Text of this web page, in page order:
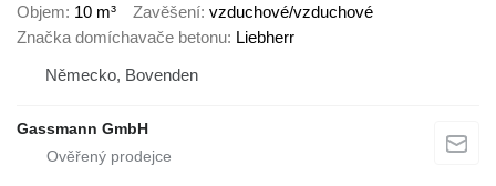
Objem 10 m³ Zavěšení vzduchové/vzduchové
Značka domíchavače betonu Liebherr
Německo, Bovenden
Gassmann GmbH